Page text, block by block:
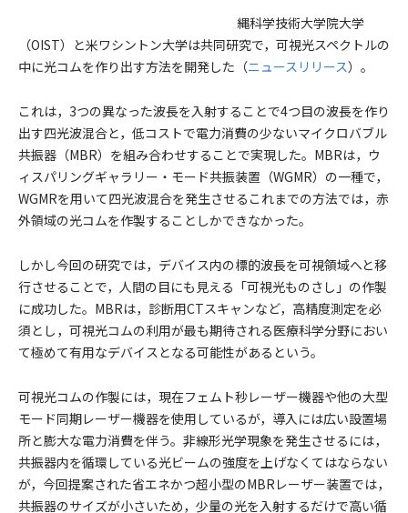
縄科学技術大学院大学
（OIST）と米ワシントン大学は共同研究で，可視光スペクトルの
中に光コムを作り出す方法を開発した（ニュースリリース）。
これは，3つの異なった波長を入射することで4つ目の波長を作り
出す四光波混合と，低コストで電力消費の少ないマイクロバブル
共振器（MBR）を組み合わせすることで実現した。MBRは，ウ
ィスパリングギャラリー・モード共振装置（WGMR）の一種で，
WGMRを用いて四光波混合を発生させるこれまでの方法では，赤
外領域の光コムを作製することしかできなかった。
しかし今回の研究では，デバイス内の標的波長を可視領域へと移
行させることで，人間の目にも見える「可視光ものさし」の作製
に成功した。MBRは，診断用CTスキャンなど，高精度測定を必
須とし，可視光コムの利用が最も期待される医療科学分野におい
て極めて有用なデバイスとなる可能性があるという。
可視光コムの作製には，現在フェムト秒レーザー機器や他の大型
モード同期レーザー機器を使用しているが，導入には広い設置場
所と膨大な電力消費を伴う。非線形光学現象を発生させるには，
共振器内を循環している光ビームの強度を上げなくてはならない
が，今回提案された省エネかつ超小型のMBRレーザー装置では，
共振器のサイズが小さいため，少量の光を入射するだけで高い循